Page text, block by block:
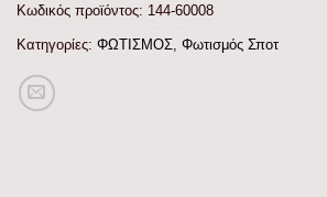
Κωδικός προϊόντος: 144-60008
Κατηγορίες: ΦΩΤΙΣΜΟΣ Φωτισμός Σποτ